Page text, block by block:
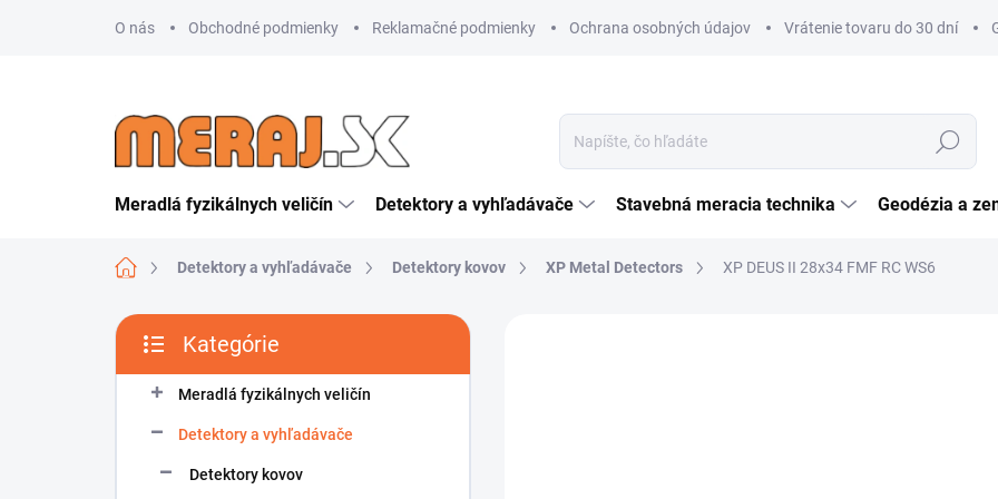
O nás Obchodné podmienky Reklamačné podmienky Ochrana osobných údajov Vrátenie tovaru do 30 dní
Hľadať
Meradlá fyzikálnych veličín Detektory a vyhľadávače Stavebná meracia technika Geodézia a
DomovDetektory a vyhľadávače Detektory kovov XP Metal Detectors XP DEUS II 28x34 FMF RC WS6
B
č
kategórie
Kategórie
Meradlá fyzikálnych veličín
Detektory a vyhľadávače
Detektory kovov